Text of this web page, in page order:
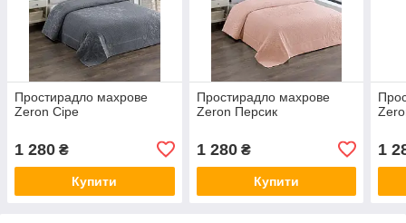
Простирадло махрове
Zeron Сіре
1 280 ₴
Купити
Простирадло махрове
Zeron Персик
1 280₴
Купити
1